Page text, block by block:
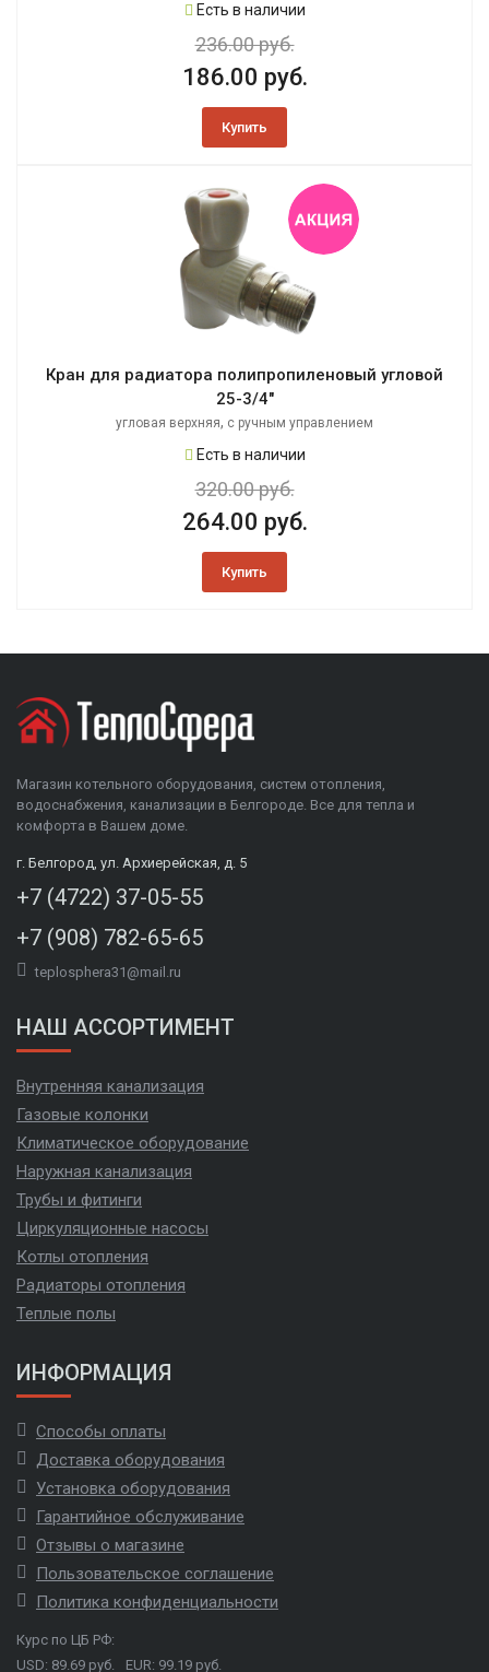
Есть в наличии
236.00 руб.
186.00 руб.
Купить
Кран для радиатора полипропиленовый угловой
25-3/4"
угловая верхняя, с ручным управлением
Есть в наличии
320.00 руб.
264.00 руб.
Купить
Магазин котельного оборудования, систем отопления,
водоснабжения, канализации в Белгороде. Все для тепла и
комфорта в Вашем доме.
г. Белгород, ул. Архиерейская, д. 5
+7 (4722) 37-05-55
+7 (908) 782-65-65
teplosphera31@mail.ru
НАШ АССОРТИМЕНТ
Внутренняя канализация
Газовые колонки
Климатическое оборудование
Наружная канализация
Трубы и фитинги
Циркуляционные насосы
Котлы отопления
Радиаторы отопления
Теплые полы
ИНФОРМАЦИЯ
Способы оплаты
Доставка оборудования
Установка оборудования
Гарантийное обслуживание
Отзывы о магазине
Пользовательское соглашение
Политика конфиденциальности
Курс по ЦБ РФ:
USD: 89.69 руб.
EUR: 99.19 руб.